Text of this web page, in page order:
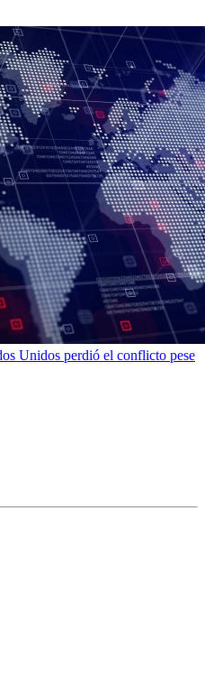
Unidos perdió el conflicto pese